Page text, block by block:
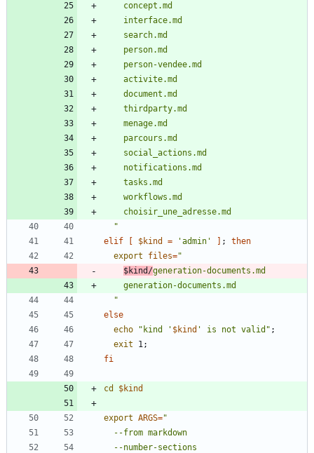
  "
elif
$kind = 'admin' ;
then
export
files=
$kind /
  "
else
echo
" kind ' $kind ' is not valid " ;
exit 1;
fi
cd $kind
export ARGS=